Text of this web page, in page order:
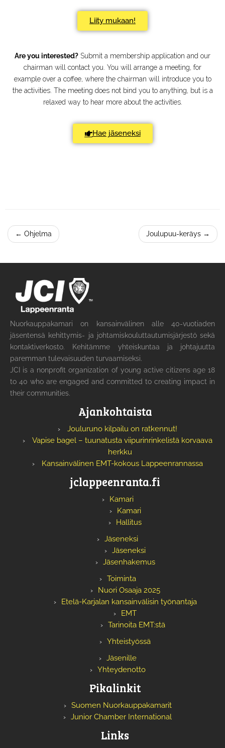
Liity mukaan!
Are you interested? Submit a membership application and our
chairman will contact you. You will arrange a meeting, for
example over a coffee, where the chairman will introduce you to
the activities. The meeting does not bind you to anything, but is a
relaxed way to hear more about the activities.
Hae jäseneksi
← Ohjelma Joulupuu-keräys →
Nuorkauppakamari on kansainvälinen alle 40-vuotiaden
jäsentensä kehittymis- ja johtamiskouluttautumisjärjestö sekä
kontaktiverkosto. Kehitämme yhteiskuntaa ja johtajuutta
paremman tulevaisuuden turvaamiseksi.
JCI is a nonprofit organization of young active citizens age 18
to 40 who are engaged and committed to creating impact in
their communities.
Ajankohtaista
Jouluruno kilpailu on ratkennut!
Vapise bagel – tuunatusta viipurinrinkelistä korvaava
herkku
Kansainvälinen EMT-kokous Lappeenrannassa
jclappeenranta.fi
Kamari
Kamari
Hallitus
Jäseneksi
Jäseneksi
Jäsenhakemus
Toiminta
Nuori Osaaja 2025
Etelä-Karjalan kansainvälisin työnantaja
EMT
Tarinoita EMT:stä
Yhteistyössä
Jäsenille
Yhteydenotto
Pikalinkit
Suomen Nuorkauppakamarit
Junior Chamber International
Links